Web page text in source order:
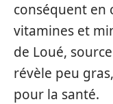
conséquent en
vitamines et
de Loué,
révèle peu
pour la santé.